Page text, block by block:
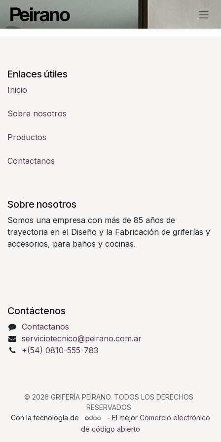
Ir al contenido
Enlaces útiles
Inicio
Sobre nosotros
Productos
Contactanos
Sobre nosotros
Somos una empresa con más de 85 años de
trayectoria en el Diseño y la Fabricación de griferías y
accesorios, para baños y cocinas.
Contáctenos
Contactanos
serviciotecnico@peirano.com.ar
+(54) 0810-555-783
© 2026 GRIFERÍA PEIRANO. TODOS LOS DERECHOS
RESERVADOS
Con la tecnología de
- El mejor Comercio electrónico
de código abierto